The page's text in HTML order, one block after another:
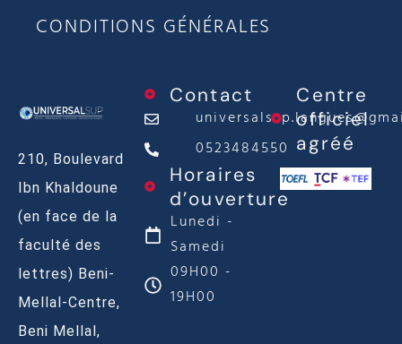
CONDITIONS GÉNÉRALES
210, Boulevard
Ibn Khaldoune
(en face de la
faculté des
lettres) Beni-
Mellal-Centre,
Beni Mellal,
Contact
0523484550
Horaires
d’ouverture
Lunedi -
Samedi
09H00 -
19H00
Centre
officiel
agréé